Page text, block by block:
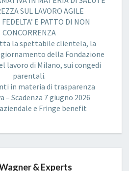
SUL LAVORO AGILE
E PATTO DI NON
CONCORRENZA
la spettabile clientela, la
della Fondazione
lavoro di Milano, sui congedi
parentali.
in materia di trasparenza
– Scadenza 7 giugno 2026
e Fringe benefit
& Experts